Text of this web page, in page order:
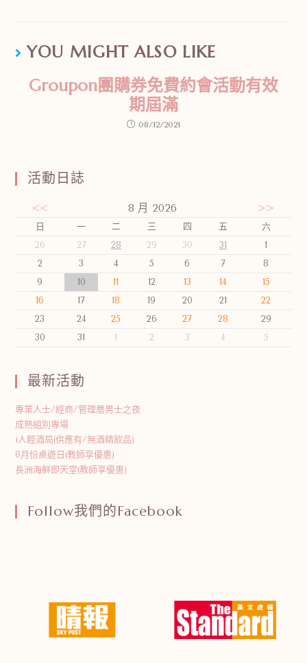
YOU MIGHT ALSO LIKE
Groupon團購券免費約會活動有效
期屆滿
08/12/2021
活動日誌
<< 8 月 2026 >>
日 一 二 三 四 五
六
26
27 28 29 30 31
1
2
3 4 5 6 7
8
9
10 11 12 13 14
15
16
17 18 19 20 21
22
23
24 25 26 27 28
29
30
31 1 2 3 4 5
最新活動
專業人士/經商/管理層男士之夜
成熟組別專場
i人輕酒局(供應有/無酒精飲品)
8月份桌遊日(教師享優惠)
長洲海鮮即天堂(教師享優惠)
Follow我們的Facebook